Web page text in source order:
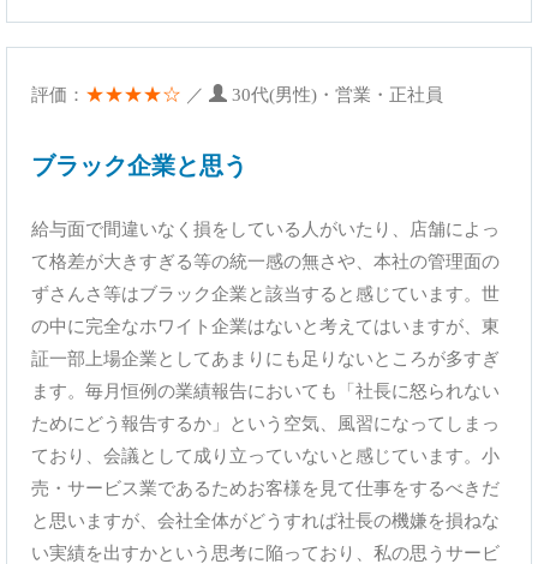
評価： ★★★★☆ ／ 30代(男性)・営業・正社員
ブラック企業と思う
給与面で間違いなく損をしている人がいたり、店舗によっ
て格差が大きすぎる等の統一感の無さや、本社の管理面の
ずさんさ等はブラック企業と該当すると感じています。世
の中に完全なホワイト企業はないと考えてはいますが、東
証一部上場企業としてあまりにも足りないところが多すぎ
ます。毎月恒例の業績報告においても「社長に怒られない
ためにどう報告するか」という空気、風習になってしまっ
ており、会議として成り立っていないと感じています。小
売・サービス業であるためお客様を見て仕事をするべきだ
と思いますが、会社全体がどうすれば社長の機嫌を損ねな
い実績を出すかという思考に陥っており、私の思うサービ